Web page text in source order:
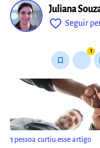
Juliana
favorite_outline Seguir
bookmark_border
1
1 pessoa curtiu esse artigo